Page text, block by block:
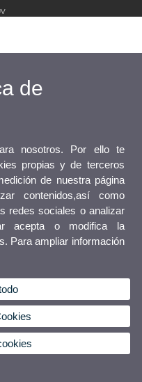
de
nosotros. Por ello te
propias y de terceros
de nuestra página
contenidos,así como
redes sociales o analizar
acepta o modifica la
Para ampliar información